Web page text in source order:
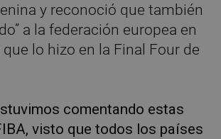
y reconoció que también
a la federación europea en
lo hizo en la Final Four de
comentando estas
visto que todos los países